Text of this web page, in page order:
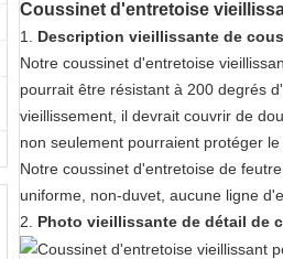
Coussinet d'entretoise
1. Description vieillissante de
Notre coussinet d'entretoise
pourrait être résistant à 200 degrés
vieillissement, il devrait couvrir de
non seulement pourraient protéger
Notre coussinet d'entretoise de
uniforme, non-duvet, aucune ligne
2. Photo vieillissante de détail de